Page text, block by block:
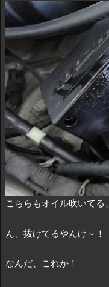
こちらもオイル吹いてる、
ん、抜けてるやんけ～！
なんだ、これか！